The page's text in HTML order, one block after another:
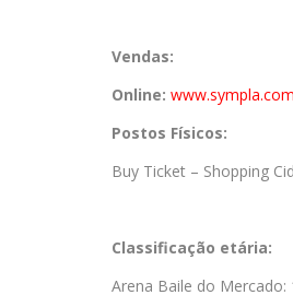
Vendas:
Online:
Postos Físicos:
Buy Ticket – Shopping
Classificação etária:
Arena Baile do Mercado: